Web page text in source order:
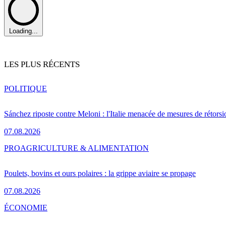
Loading...
LES PLUS RÉCENTS
Sánchez riposte contre Meloni : l'Italie menacée de mesures de
07.08.2026
POLITIQUE
Poulets, bovins et ours polaires : la grippe aviaire se propage
07.08.2026
PROAGRICULTURE & ALIMENTATION
ÉCONOMIE